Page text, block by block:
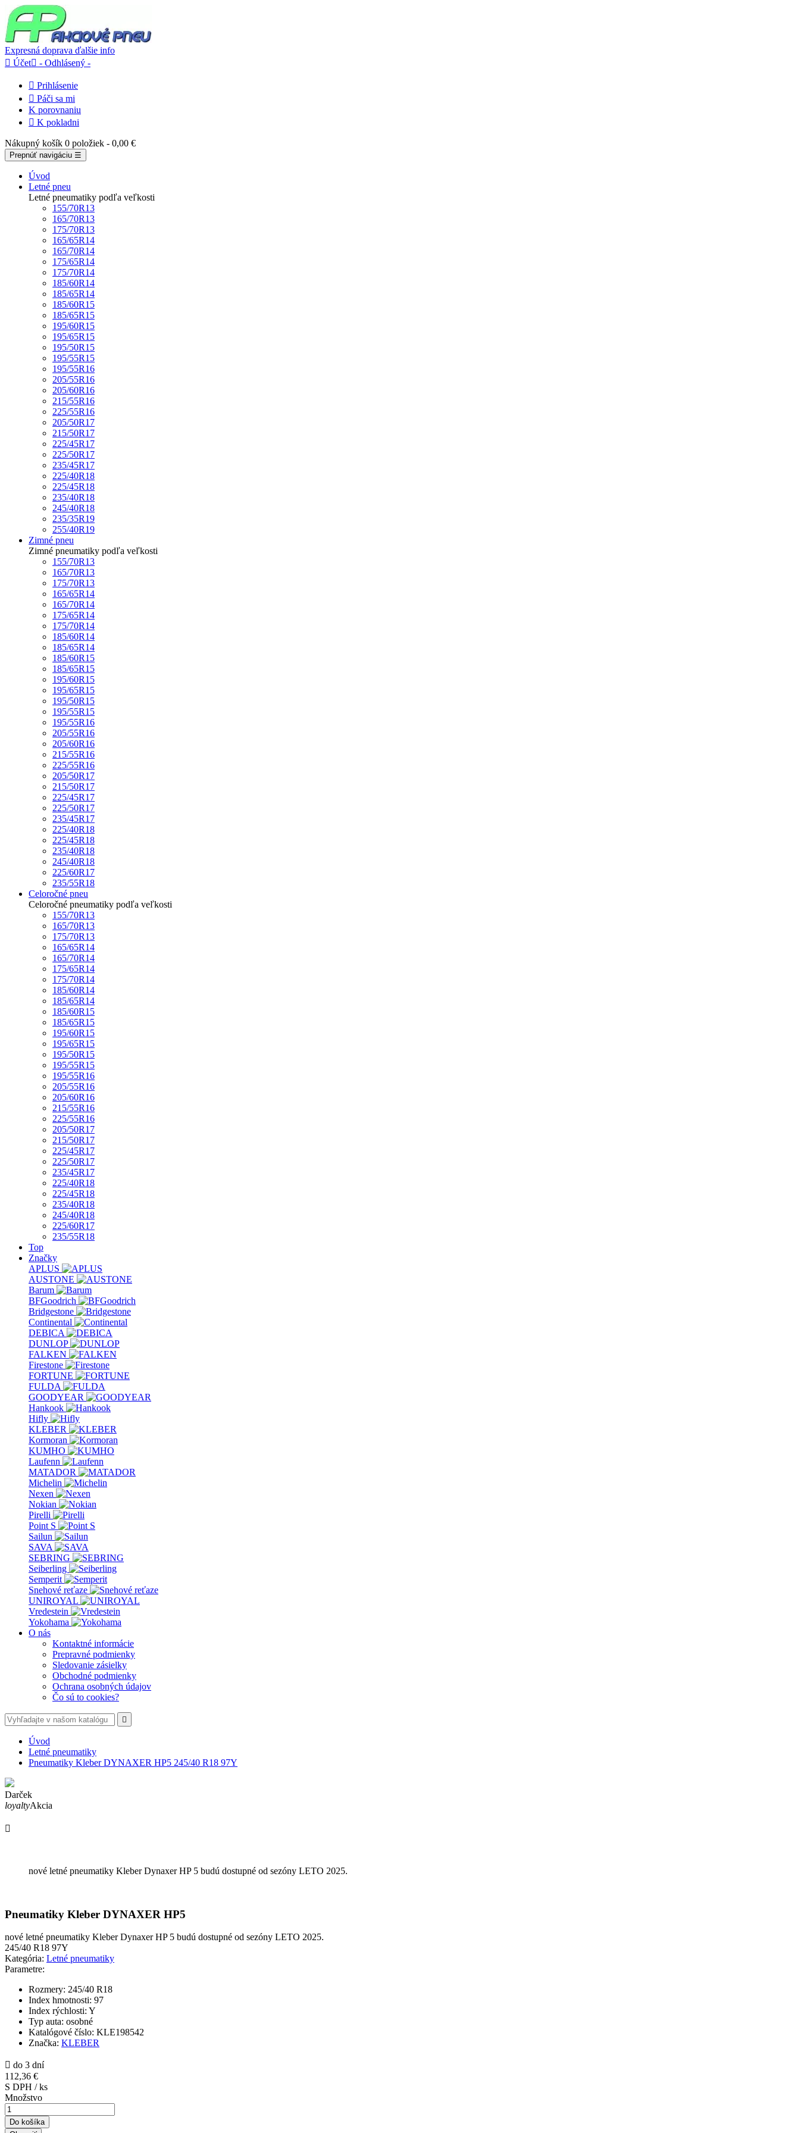
Expresná doprava ďalšie info
 Účet - Odhlásený -
 Prihlásenie
 Páči sa mi
K porovnaniu
 K pokladni
Nákupný košík 0 položiek - 0,00 €
Prepnúť navigáciu ☰
Úvod
Letné pneu
Letné pneumatiky podľa veľkosti
155/70R13
165/70R13
175/70R13
165/65R14
165/70R14
175/65R14
175/70R14
185/60R14
185/65R14
185/60R15
185/65R15
195/60R15
195/65R15
195/50R15
195/55R15
195/55R16
205/55R16
205/60R16
215/55R16
225/55R16
205/50R17
215/50R17
225/45R17
225/50R17
235/45R17
225/40R18
225/45R18
235/40R18
245/40R18
235/35R19
255/40R19
Zimné pneu
Zimné pneumatiky podľa veľkosti
155/70R13
165/70R13
175/70R13
165/65R14
165/70R14
175/65R14
175/70R14
185/60R14
185/65R14
185/60R15
185/65R15
195/60R15
195/65R15
195/50R15
195/55R15
195/55R16
205/55R16
205/60R16
215/55R16
225/55R16
205/50R17
215/50R17
225/45R17
225/50R17
235/45R17
225/40R18
225/45R18
235/40R18
245/40R18
225/60R17
235/55R18
Celoročné pneu
Celoročné pneumatiky podľa veľkosti
155/70R13
165/70R13
175/70R13
165/65R14
165/70R14
175/65R14
175/70R14
185/60R14
185/65R14
185/60R15
185/65R15
195/60R15
195/65R15
195/50R15
195/55R15
195/55R16
205/55R16
205/60R16
215/55R16
225/55R16
205/50R17
215/50R17
225/45R17
225/50R17
235/45R17
225/40R18
225/45R18
235/40R18
245/40R18
225/60R17
235/55R18
Top
Značky
APLUS
AUSTONE
Barum
BFGoodrich
Bridgestone
Continental
DEBICA
DUNLOP
FALKEN
Firestone
FORTUNE
FULDA
GOODYEAR
Hankook
Hifly
KLEBER
Kormoran
KUMHO
Laufenn
MATADOR
Michelin
Nexen
Nokian
Pirelli
Point S
Sailun
SAVA
SEBRING
Seiberling
Semperit
Snehové reťaze
UNIROYAL
Vredestein
Yokohama
O nás
Kontaktné informácie
Prepravné podmienky
Sledovanie zásielky
Obchodné podmienky
Ochrana osobných údajov
Čo sú to cookies?

Úvod
Letné pneumatiky
Pneumatiky Kleber DYNAXER HP5 245/40 R18 97Y
Darček
loyaltyAkcia

nové letné pneumatiky Kleber Dynaxer HP 5 budú dostupné od sezóny LETO 2025.
Pneumatiky Kleber DYNAXER HP5
nové letné pneumatiky Kleber Dynaxer HP 5 budú dostupné od sezóny LETO 2025.
245/40 R18 97Y
Kategória: Letné pneumatiky
Parametre:
Rozmery: 245/40 R18
Index hmotnosti: 97
Index rýchlosti: Y
Typ auta: osobné
Katalógové číslo: KLE198542
Značka: KLEBER
 do 3 dní
112,36 €
S DPH / ks
Množstvo
Do košíka